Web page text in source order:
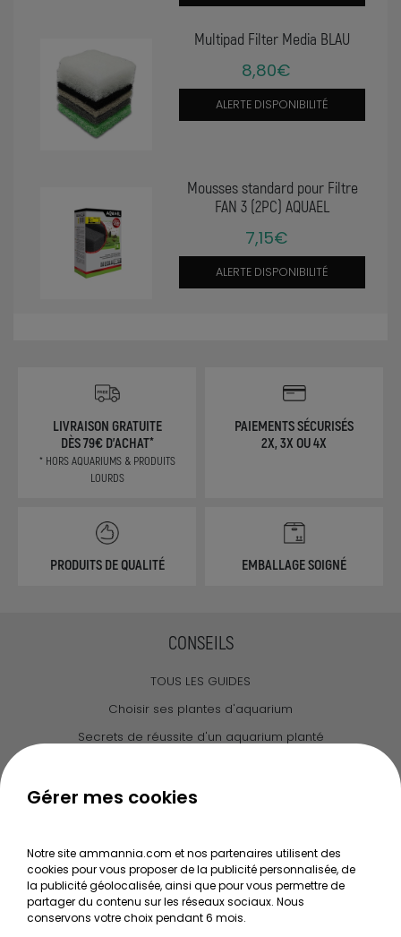
Multipad Filter Media BLAU
8,80€
ALERTE DISPONIBILITÉ
Mousses standard pour Filtre
FAN 3 (2PC) AQUAEL
7,15€
ALERTE DISPONIBILITÉ
LIVRAISON GRATUITE
DÈS 79€ D'ACHAT*
* HORS AQUARIUMS & PRODUITS
LOURDS
PAIEMENTS SÉCURISÉS
2X, 3X OU 4X
PRODUITS DE QUALITÉ EMBALLAGE SOIGNÉ
CONSEILS
TOUS LES GUIDES
Choisir ses plantes d'aquarium
Secrets de réussite d'un aquarium planté
Le journal d'Ammannia
Recherche de Notices de produits
Mentions légales
Conditions générales de vente
Gérer mes cookies
Notre site ammannia.com et nos partenaires utilisent des
cookies pour vous proposer de la publicité personnalisée, de
la publicité géolocalisée, ainsi que pour vous permettre de
partager du contenu sur les réseaux sociaux. Nous
conservons votre choix pendant 6 mois.